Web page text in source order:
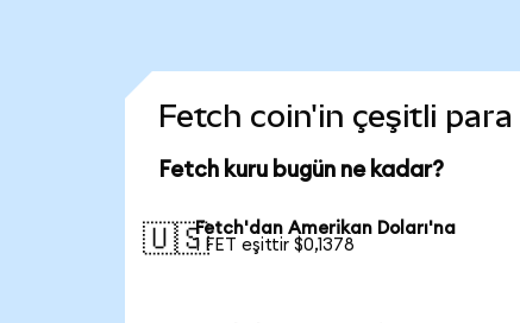
Fetch coin'in çeşitli
Fetch kuru bugün ne kadar?
🇺🇸Fetch'dan Amerikan Doları'na
1 FET eşittir $0,1378